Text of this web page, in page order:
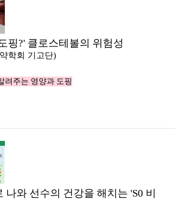
핑?' 클로스테볼의 위험성
학회 기고단)
려주는 영양과 도핑
나와 선수의 건강을 해치는 'S0 비